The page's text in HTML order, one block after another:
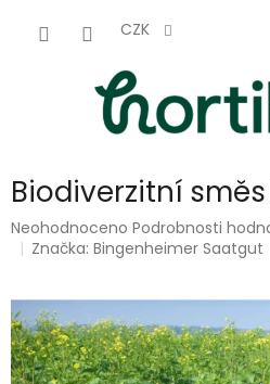
CZK
Biodiverzitní
Průměrné
hodnocení
0,0
z
5
hvězdiček.
Neohodnoceno Podrobnosti
Značka:Bingenheimer Saatgut